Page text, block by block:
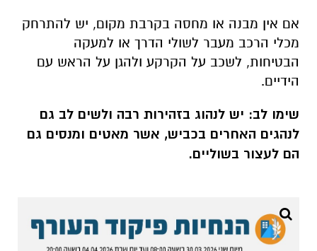
אם אין מבנה או מחסה בקרבת מקום, יש להתרחק
מכלי הרכב מעבר לשולי הדרך או למעקה
הבטיחות, לשכב על הקרקע ולהגן על הראש עם
הידיים.
שימו לב: יש לנהוג בזהירות רבה ולשים לב גם
לנהגים האחרים בכביש, אשר מאטים ומנסים גם
הם לעצור בשוליים.